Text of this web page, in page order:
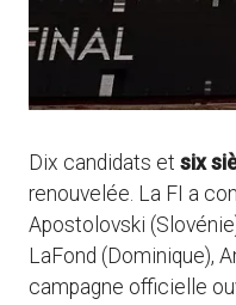
Dix candidats et six
renouvelée. La FI a
Apostolovski
LaFond (Dominique),
campagne officielle